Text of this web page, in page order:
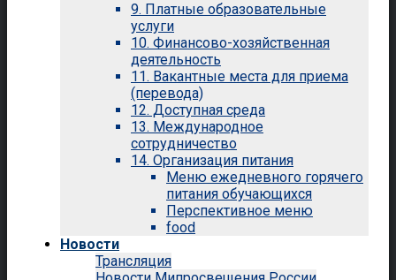
9. Платные образовательные
услуги
10. Финансово-хозяйственная
деятельность
11. Вакантные места для приема
(перевода)
12. Доступная среда
13. Международное
сотрудничество
14. Организация питания
Меню ежедневного горячего
питания обучающихся
Перспективное меню
food
Новости
Трансляция